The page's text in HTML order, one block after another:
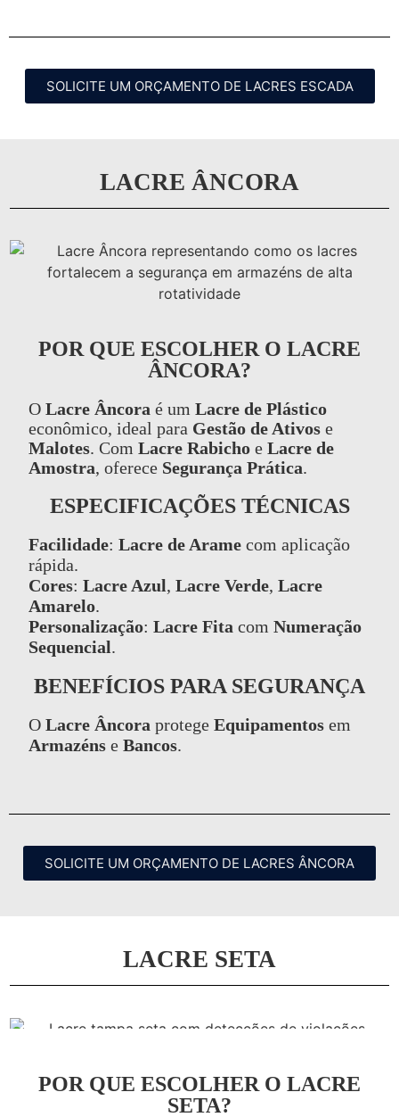
SOLICITE UM ORÇAMENTO DE LACRES ESCADA
LACRE ÂNCORA
POR QUE ESCOLHER O LACRE
ÂNCORA?
O Lacre Âncora é um Lacre de Plástico
econômico, ideal para Gestão de Ativos e
Malotes. Com Lacre Rabicho e Lacre de
Amostra, oferece Segurança Prática.
ESPECIFICAÇÕES TÉCNICAS
Facilidade: Lacre de Arame com aplicação
rápida.
Cores: Lacre Azul, Lacre Verde, Lacre
Amarelo.
Personalização: Lacre Fita com Numeração
Sequencial.
BENEFÍCIOS PARA SEGURANÇA
O Lacre Âncora protege Equipamentos em
Armazéns e Bancos.
SOLICITE UM ORÇAMENTO DE LACRES ÂNCORA
LACRE SETA
POR QUE ESCOLHER O LACRE
SETA?